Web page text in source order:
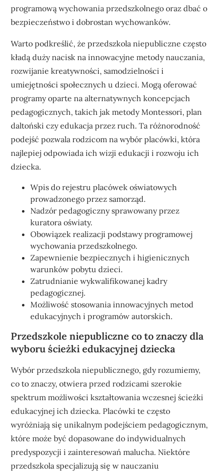
programową wychowania przedszkolnego oraz dbać o
bezpieczeństwo i dobrostan wychowanków.
Warto podkreślić, że przedszkola niepubliczne często
kładą duży nacisk na innowacyjne metody nauczania,
rozwijanie kreatywności, samodzielności i
umiejętności społecznych u dzieci. Mogą oferować
programy oparte na alternatywnych koncepcjach
pedagogicznych, takich jak metody Montessori, plan
daltoński czy edukacja przez ruch. Ta różnorodność
podejść pozwala rodzicom na wybór placówki, która
najlepiej odpowiada ich wizji edukacji i rozwoju ich
dziecka.
Wpis do rejestru placówek oświatowych
prowadzonego przez samorząd.
Nadzór pedagogiczny sprawowany przez
kuratora oświaty.
Obowiązek realizacji podstawy programowej
wychowania przedszkolnego.
Zapewnienie bezpiecznych i higienicznych
warunków pobytu dzieci.
Zatrudnianie wykwalifikowanej kadry
pedagogicznej.
Możliwość stosowania innowacyjnych metod
edukacyjnych i programów autorskich.
Przedszkole niepubliczne co to znaczy dla
wyboru ścieżki edukacyjnej dziecka
Wybór przedszkola niepublicznego, gdy rozumiemy,
co to znaczy, otwiera przed rodzicami szerokie
spektrum możliwości kształtowania wczesnej ścieżki
edukacyjnej ich dziecka. Placówki te często
wyróżniają się unikalnym podejściem pedagogicznym,
które może być dopasowane do indywidualnych
predyspozycji i zainteresowań malucha. Niektóre
przedszkola specjalizują się w nauczaniu